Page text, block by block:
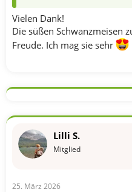
Vielen Dank!
Die süßen Schwanzmeisen
Freude. Ich mag sie sehr
Lilli S.
Mitglied
25. März 2026